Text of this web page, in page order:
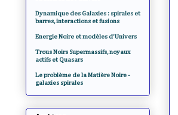
Dynamique des Galaxies : spirales et
barres, interactions et fusions
Energie Noire et modèles d'Univers
Trous Noirs Supermassifs, noyaux
actifs et Quasars
Le problème de la Matière Noire -
galaxies spirales